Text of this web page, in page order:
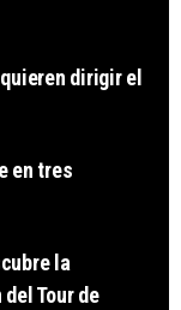
dirigir el
en tres
la
Tour de